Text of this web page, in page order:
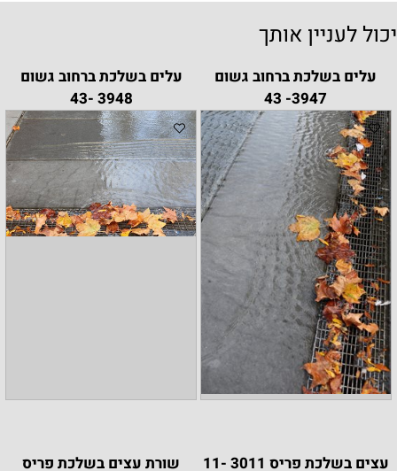
יכול לעניין אותך
עלים בשלכת ברחוב גשום
3947- 43
עלים בשלכת ברחוב גשום
3948 -43
עצים בשלכת פריס 3011 -11 שורת עצים בשלכת פריס